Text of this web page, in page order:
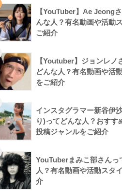
【YouTuber】Ae Jeong
んな⼈？有名動画や活動
ご紹介
【Youtuber】ジョンレノ
どんな人？有名動画や活
をご紹介
インスタグラマー新谷伊
り)ってどんな⼈？おすす
投稿ジャンルをご紹介
YouTuberまみこ部さんっ
⼈？有名動画や活動スタ
介